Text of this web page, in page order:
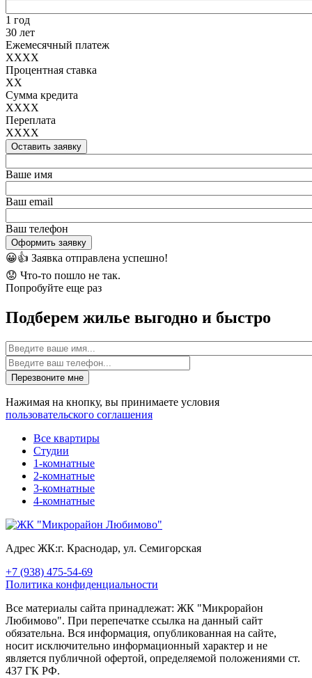
1 год
30 лет
Ежемесячный платеж
XXXX
Процентная ставка
XX
Сумма кредита
XXXX
Переплата
XXXX
Оставить заявку
Ваше имя
Ваш email
Ваш телефон
Оформить заявку
😀👍 Заявка отправлена успешно!
😟 Что-то пошло не так.
Попробуйте еще раз
Подберем жилье выгодно и быстро
Имя
Перезвоните мне
Нажимая на кнопку, вы принимаете условия
пользовательского соглашения
Все квартиры
Студии
1-комнатные
2-комнатные
3-комнатные
4-комнатные
Адрес ЖК:г. Краснодар, ул. Семигорская
+7 (938) 475-54-69
Политика конфиденциальности
Все материалы сайта принадлежат: ЖК "Микрорайон
Любимово". При перепечатке ссылка на данный сайт
обязательна. Вся информация, опубликованная на сайте,
носит исключительно информационный характер и не
является публичной офертой, определяемой положениями ст.
437 ГК РФ.